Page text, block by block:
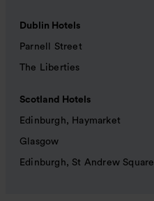
Dublin Hotels
Parnell Street
The Liberties
Scotland Hotels
Edinburgh, Haymarket
Glasgow
Edinburgh, St Andrew Square